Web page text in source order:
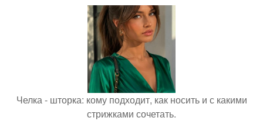
Челка - шторка: кому подходит, как носить и с какими
стрижками сочетать.